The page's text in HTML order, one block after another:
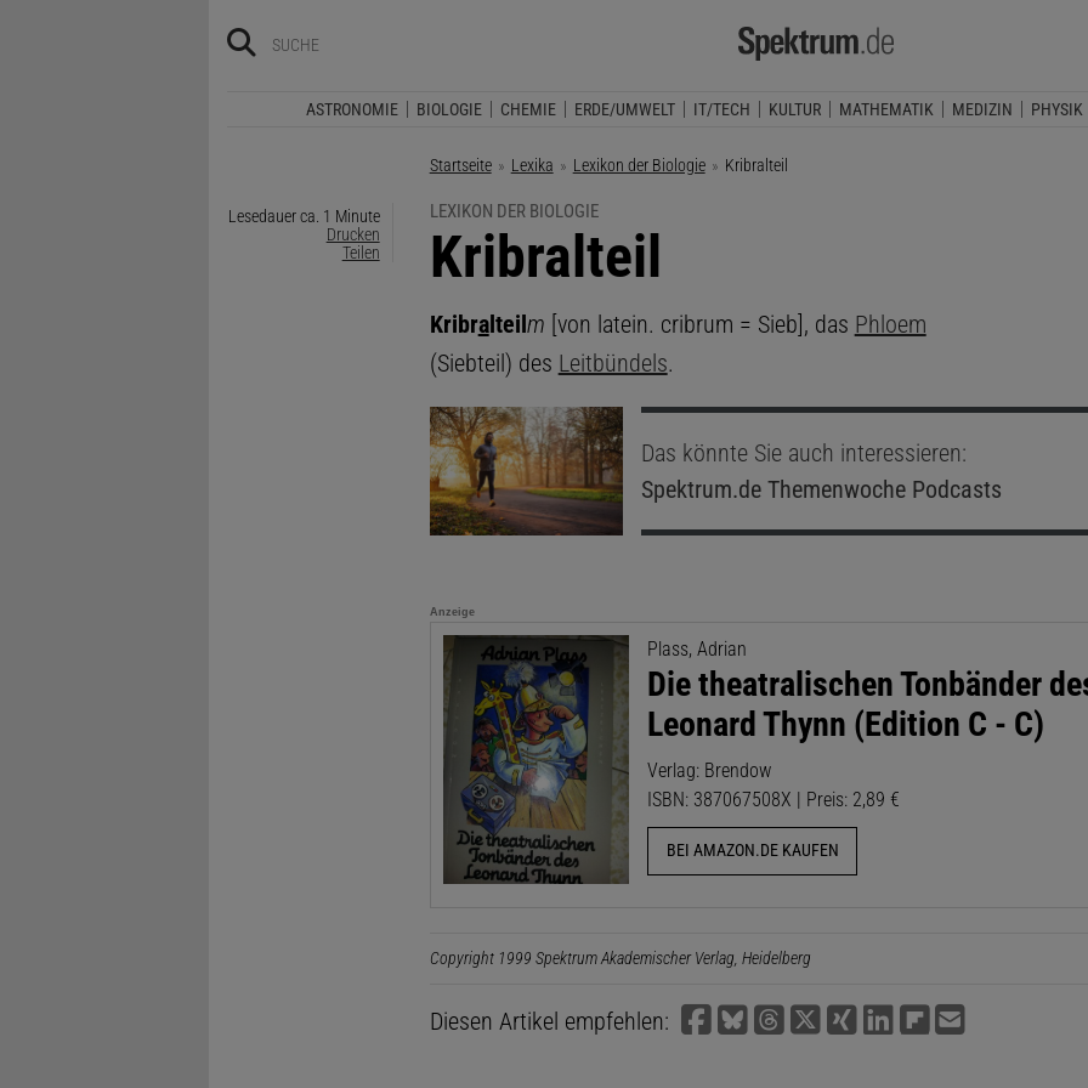
ASTRONOMIE BIOLOGIE CHEMIE ERDE/UMWELT IT/TECH KULTUR MATHEMATIK MEDIZIN PHYSIK
Startseite Lexika Lexikon der Biologie Aktuelle Seite:
Kribralteil
Lesedauer ca. 1 Minute
Drucken
Teilen
LEXIKON DER BIOLOGIE
:
Kribralteil
Kribralteilm [von latein. cribrum = Sieb], das Phloem
(Siebteil) des Leitbündels.
Das könnte Sie auch interessieren:
Spektrum.deThemenwoche Podcasts
Anzeige
Plass, Adrian
Die theatralischen Tonbänder
Leonard Thynn (Edition C - C)
Verlag: Brendow
ISBN: 387067508X | Preis: 2,89 €
BEI AMAZON.DE KAUFEN
Copyright 1999 Spektrum Akademischer Verlag, Heidelberg
Diesen Artikel empfehlen: